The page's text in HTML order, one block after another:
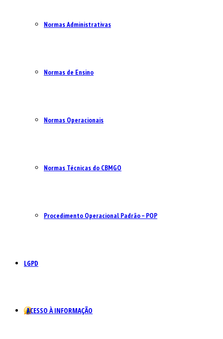
Normas Administrativas
Normas de Ensino
Normas Operacionais
Normas Técnicas do CBMGO
Procedimento Operacional Padrão – POP
LGPD
ACESSO À INFORMAÇÃO